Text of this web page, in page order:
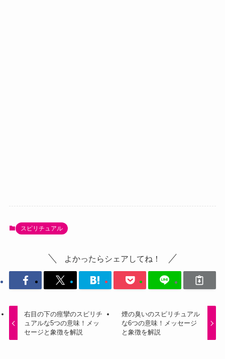
スピリチュアル
よかったらシェアしてね！
右目の下の痙攣のスピリチ
ュアルな5つの意味！メッ
セージと象徴を解説
煙の臭いのスピリチュアル
な6つの意味！メッセージ
と象徴を解説